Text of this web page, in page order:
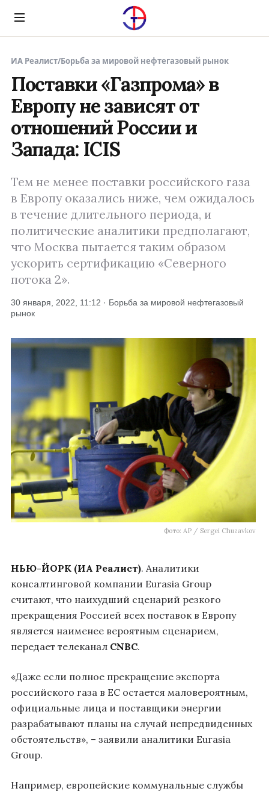
Menu
ИА Реалист/Борьба за мировой нефтегазовый рынок
Поставки «Газпрома» в
Европу не зависят от
отношений России и
Запада: ICIS
Тем не менее поставки российского газа
в Европу оказались ниже, чем ожидалось
в течение длительного периода, и
политические аналитики предполагают,
что Москва пытается таким образом
ускорить сертификацию «Северного
потока 2».
30 января, 2022, 11:12 · Борьба за мировой нефтегазовый
рынок
Фото: AP / Sergei Chuzavkov
НЬЮ-ЙОРК (ИА Реалист). Аналитики
консалтинговой компании Eurasia Group
считают, что наихудший сценарий резкого
прекращения Россией всех поставок в Европу
является наименее вероятным сценарием,
передает телеканал CNBC.
«Даже если полное прекращение экспорта
российского газа в ЕС остается маловероятным,
официальные лица и поставщики энергии
разрабатывают планы на случай непредвиденных
обстоятельств», – заявили аналитики Eurasia
Group.
Например, европейские коммунальные службы